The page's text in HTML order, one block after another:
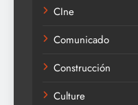
CIne
Comunicado
Construcción
Culture